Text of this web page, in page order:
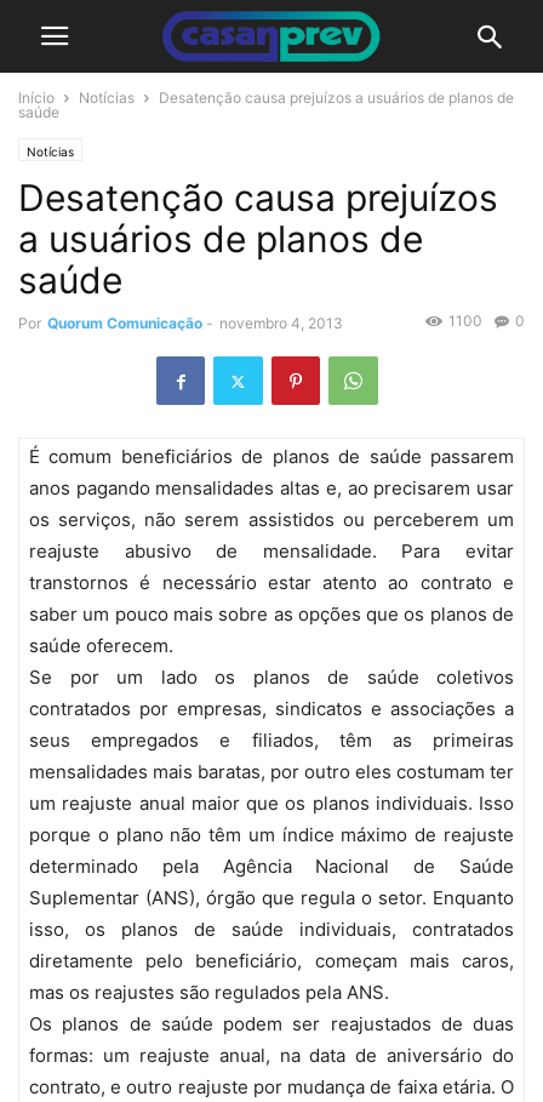
Início Notícias
Desatenção causa prejuízos a usuários de planos de
saúde
Notícias
Desatenção causa prejuízos
a usuários de planos de
saúde
Por Quorum Comunicação - novembro 4, 2013 0
1100
É comum beneficiários de planos de saúde passarem
anos pagando mensalidades altas e, ao precisarem usar
os serviços, não serem assistidos ou perceberem um
reajuste abusivo de mensalidade. Para evitar
transtornos é necessário estar atento ao contrato e
saber um pouco mais sobre as opções que os planos de
saúde oferecem.
Se por um lado os planos de saúde coletivos
contratados por empresas, sindicatos e associações a
seus empregados e filiados, têm as primeiras
mensalidades mais baratas, por outro eles costumam ter
um reajuste anual maior que os planos individuais. Isso
porque o plano não têm um índice máximo de reajuste
determinado pela Agência Nacional de Saúde
Suplementar (ANS), órgão que regula o setor. Enquanto
isso, os planos de saúde individuais, contratados
diretamente pelo beneficiário, começam mais caros,
mas os reajustes são regulados pela ANS.
Os planos de saúde podem ser reajustados de duas
formas: um reajuste anual, na data de aniversário do
contrato, e outro reajuste por mudança de faixa etária. O